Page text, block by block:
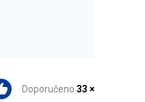
Doporučeno 33 ×